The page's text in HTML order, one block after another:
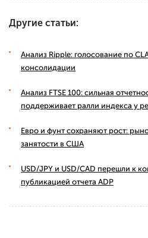
Другие статьи:
Анализ Ripple: голосование по
консолидации
Анализ FTSE 100: сильная
поддерживает ралли индекса у
Евро и фунт сохраняют рост:
занятости в США
USD/JPY и USD/CAD перешли к
публикацией отчета ADP